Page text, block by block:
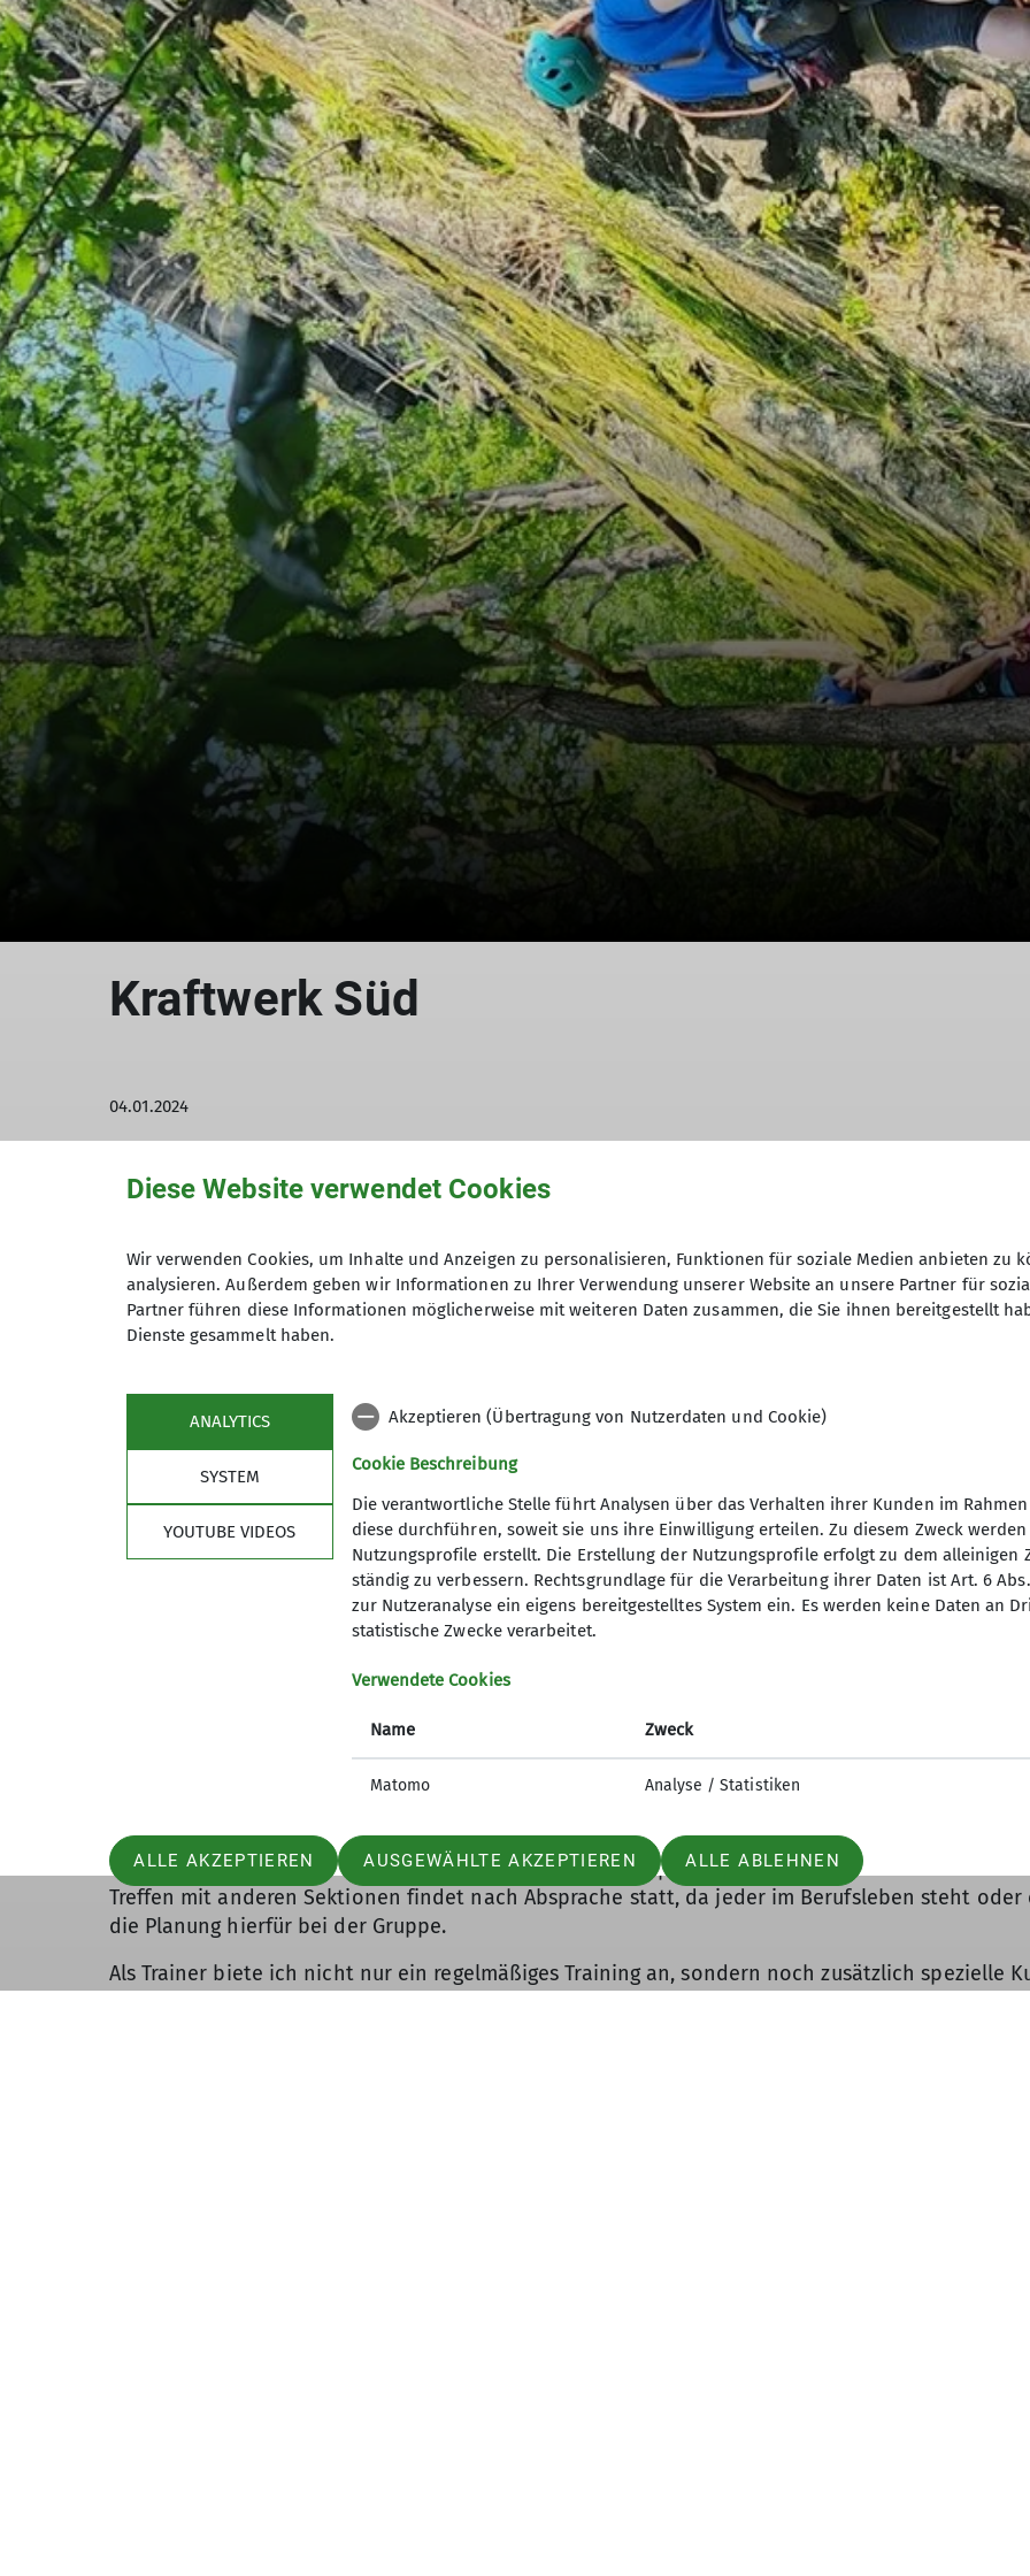
Kraftwerk Süd
04.01.2024
- jährliche Ausflüge Alpin Sommer/ Winter; Kletterausflüge am WE
Unser wöchentliches Training richtet sich speziell auf das Sportklettern, um Kenntnisse und
oder zum fit bleiben. Dabei legen wir besonderes Augenmerk auf Muskulatur und Bewegung.
Kraftwerk Süd
- Training: Di 18 – 20 Uhr in der alten Holzwerkstatt
- jährliche Ausflüge Alpin Sommer/ Winter; Kletterausflüge am WE
Unser wöchentliches Training richtet sich speziell auf das Sportklettern, um Kenntnisse und
oder zum fit bleiben. Dabei legen wir besonderes Augenmerk auf Muskulatur und Bewegung.
Wir treffen uns jeden Dienstag und zusätzlich nach Absprache, um gemeinsam Sport zu
Hochtouren Sommer und Winter. Unsere Gruppe geht jährlich einmal in Sommer sowie einmal
Hochgebirge. Unsere Ausflüge arbeiten wir gemeinsam aus, je nach Trainingsstand und wo
liegt das Ziel darin, den Teilnehmern den Umgang mit alpinen Materialien, Konstitution,
jeden was dabei, für den einen ist es nur Training, den anderen ist es das beisammen sein und
Touren zu planen oder dafür fit und gewappnet zu sein. Sportklettern in den heimischen
Treffen mit anderen Sektionen findet nach Absprache statt, da jeder im Berufsleben steht
die Planung hierfür bei der Gruppe.
Als Trainer biete ich nicht nur ein regelmäßiges Training an, sondern noch zusätzlich spezielle
Diese Website verwendet Cookies
Wir verwenden Cookies, um Inhalte und Anzeigen zu personalisieren, Funktionen für soziale Medien anbieten zu
analysieren. Außerdem geben wir Informationen zu Ihrer Verwendung unserer Website an unsere Partner für
Partner führen diese Informationen möglicherweise mit weiteren Daten zusammen, die Sie ihnen bereitgestellt
Dienste gesammelt haben.
ANALYTICS
SYSTEM
YOUTUBE VIDEOS
Akzeptieren (Übertragung von Nutzerdaten und Cookie)
Cookie Beschreibung
Die verantwortliche Stelle führt Analysen über das Verhalten ihrer Kunden im
diese durchführen, soweit sie uns ihre Einwilligung erteilen. Zu diesem Zweck
Nutzungsprofile erstellt. Die Erstellung der Nutzungsprofile erfolgt zu dem alleinigen
ständig zu verbessern. Rechtsgrundlage für die Verarbeitung ihrer Daten ist Art. 6
zur Nutzeranalyse ein eigens bereitgestelltes System ein. Es werden keine Daten an
statistische Zwecke verarbeitet.
Verwendete Cookies
Name Zweck
Matomo Analyse / Statistiken
ALLE AKZEPTIEREN AUSGEWÄHLTE AKZEPTIEREN ALLE ABLEHNEN